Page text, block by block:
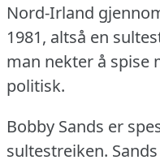
Nord-Irland
1981, altså en
man nekter å spise
politisk.
Bobby Sands er
sultestreiken.